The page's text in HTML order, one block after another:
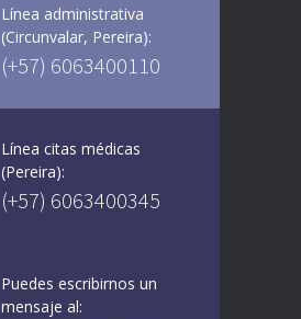
Línea administrativa
(Circunvalar, Pereira):
(+57) 6063400110
Línea citas médicas
(Pereira):
(+57) 6063400345
Puedes escribirnos un
mensaje al: